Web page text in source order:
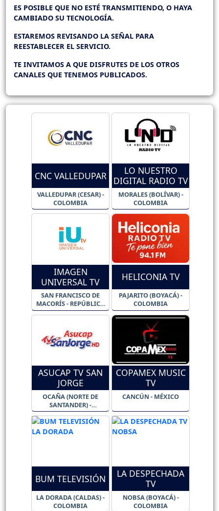
ES POSIBLE QUE NO ESTÉ TRANSMITIENDO, O HAYA
CAMBIADO SU TECNOLOGÍA.
ESTAREMOS REVISANDO LA SEÑAL PARA
REESTABLECER EL SERVICIO.
TE INVITAMOS A QUE DISFRUTES DE LOS OTROS
CANALES QUE TENEMOS PUBLICADOS.
CNC VALLEDUPAR
VALLEDUPAR (CESAR) -
COLOMBIA
LO NUESTRO
DIGITAL RADIO TV
MORALES (BOLÍVAR) -
COLOMBIA
IMAGEN
UNIVERSAL TV
SAN FRANCISCO DE
MACORÍS - REPÚBLICA
DOMINICANA
HELICONIA TV
PAJARITO (BOYACÁ) -
COLOMBIA
ASUCAP TV SAN
JORGE
OCAÑA (NORTE DE
SANTANDER) -
COLOMBIA
COPAMEX MUSIC
TV
CANCÚN - MÉXICO
BUM TELEVISIÓN
LA DORADA (CALDAS) -
COLOMBIA
LA DESPECHADA
TV
NOBSA (BOYACÁ) -
COLOMBIA